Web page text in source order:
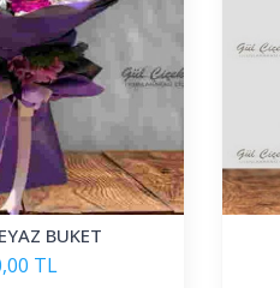
BUKET
TL